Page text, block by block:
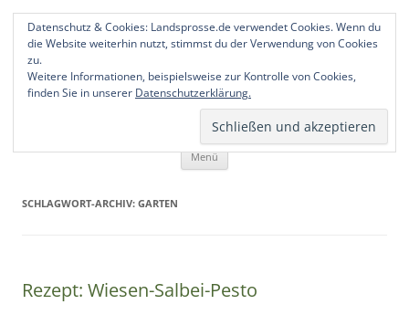
Landsprosse
Essbare Wildkräuter aus Sachsen
Menü Zum
SCHLAGWORT-ARCHIV: GARTEN
Rezept: Wiesen-Salbei-Pesto
Datenschutz & Cookies: Landsprosse.de verwendet Cookies. Wenn du
die Website weiterhin nutzt, stimmst du der Verwendung von Cookies
zu.
Weitere Informationen, beispielsweise zur Kontrolle von Cookies,
finden Sie in unserer Datenschutzerklärung.